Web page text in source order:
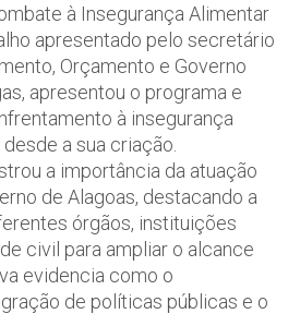
à Insegurança Alimentar
apresentado pelo secretário
Orçamento e Governo
apresentou o programa e
à insegurança
a sua criação.
a importância da atuação
de Alagoas, destacando a
órgãos, instituições
civil para ampliar o alcance
evidencia como o
de políticas públicas e o